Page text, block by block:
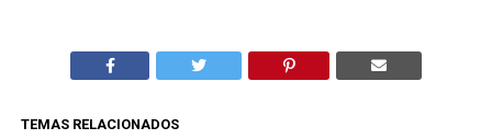
TEMAS RELACIONADOS